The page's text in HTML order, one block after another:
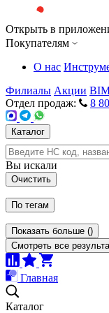
Открыть в
Покупателям
О нас
Филиалы Акции
Отдел продаж:
8
Каталог
Вы искали
Очистить
По тегам
Показать больше ()
Смотреть все
Главная
Каталог